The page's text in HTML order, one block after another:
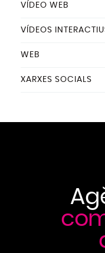
VÍDEO WEB
VÍDEOS
WEB
XARXES SOCIALS